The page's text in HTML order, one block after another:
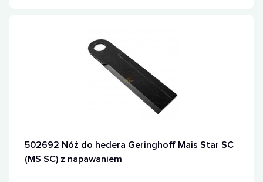
502692 Nóż do hedera Geringhoff Mais Star SC
(MS SC) z napawaniem